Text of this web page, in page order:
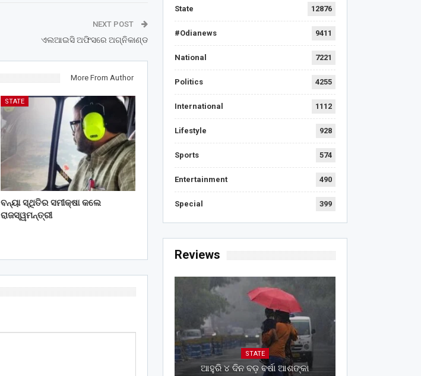
NEXT POST
ଏଲଆଇସି ଅଫିସରେ ଅଗ୍ନିକାଣ୍ଡ
More From Author
STATE
ବନ୍ୟା ସ୍ଥିତିର ସମୀକ୍ଷା କଲେ
ରାଜସ୍ୱମନ୍ତ୍ରୀ
State 12876
#Odianews 9411
National 7221
Politics 4255
International 1112
Lifestyle 928
Sports 574
Entertainment 490
Special 399
Reviews
STATE
ଆହୁରି ୪ ଦିନ ବଡ଼ ବର୍ଷା ଆଶଙ୍କା